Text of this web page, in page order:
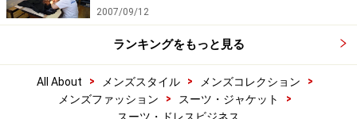
2007/09/12
ランキングをもっと見る
All About > メンズスタイル > メンズコレクション
>
メンズファッション
> スーツ・ジャケット
>